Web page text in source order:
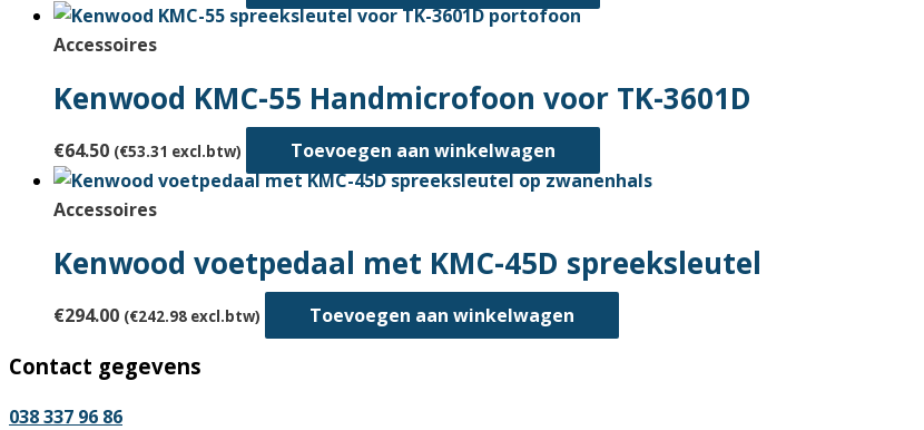
Accessoires
Kenwood KMC-55 Handmicrofoon voor TK-3601D
€64.50 (€53.31 excl.btw) Toevoegen aan winkelwagen
Accessoires
Kenwood voetpedaal met KMC-45D spreeksleutel
€294.00 (€242.98 excl.btw) Toevoegen aan winkelwagen
Contact gegevens
038 337 96 86